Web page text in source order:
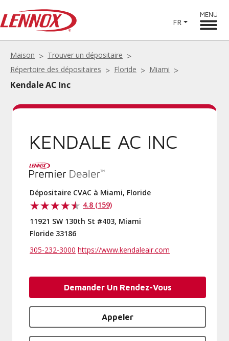
FR
MENU
Maison
Trouver un dépositaire
Répertoire des dépositaires
Floride Miami
Kendale AC Inc
KENDALE AC INC
Dépositaire CVAC à Miami, Floride
4.8 (159)
11921 SW 130th St #403, Miami
Floride 33186
305-232-3000 https://www.kendaleair.com
Demander Un Rendez-Vous
Appeler